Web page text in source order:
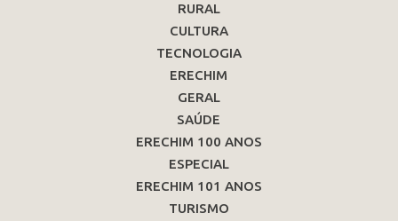
RURAL
CULTURA
TECNOLOGIA
ERECHIM
GERAL
SAÚDE
ERECHIM 100 ANOS
ESPECIAL
ERECHIM 101 ANOS
TURISMO